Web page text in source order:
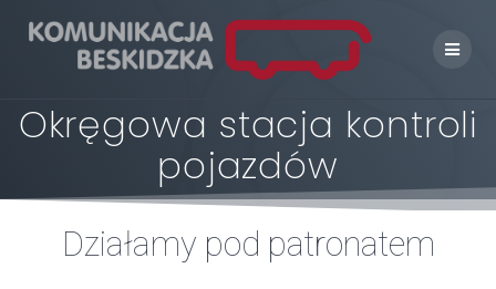
to
content
Okręgowa stacja kontroli
pojazdów
Działamy pod patronatem